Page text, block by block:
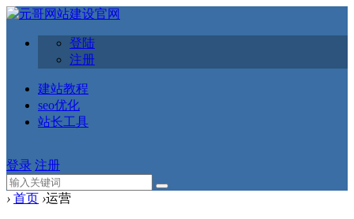
登陆
注册
建站教程
seo优化
站长工具
登录 注册
› 首页 ›运营